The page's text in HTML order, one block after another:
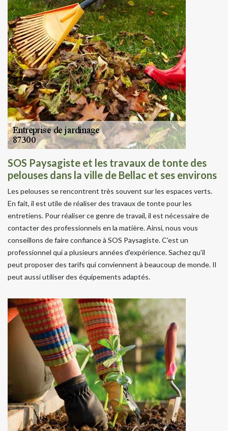
SOS Paysagiste et les travaux de tonte des
pelouses dans la ville de Bellac et ses environs
Les pelouses se rencontrent très souvent sur les espaces verts.
En fait, il est utile de réaliser des travaux de tonte pour les
entretiens. Pour réaliser ce genre de travail, il est nécessaire de
contacter des professionnels en la matière. Ainsi, nous vous
conseillons de faire confiance à SOS Paysagiste. C'est un
professionnel qui a plusieurs années d'expérience. Sachez qu'il
peut proposer des tarifs qui conviennent à beaucoup de monde. Il
peut aussi utiliser des équipements adaptés.